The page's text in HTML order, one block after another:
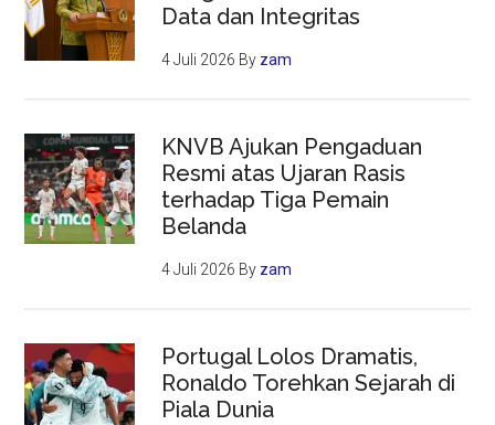
Data dan Integritas
4 Juli 2026 By zam
KNVB Ajukan Pengaduan
Resmi atas Ujaran Rasis
terhadap Tiga Pemain
Belanda
4 Juli 2026 By zam
Portugal Lolos Dramatis,
Ronaldo Torehkan Sejarah di
Piala Dunia